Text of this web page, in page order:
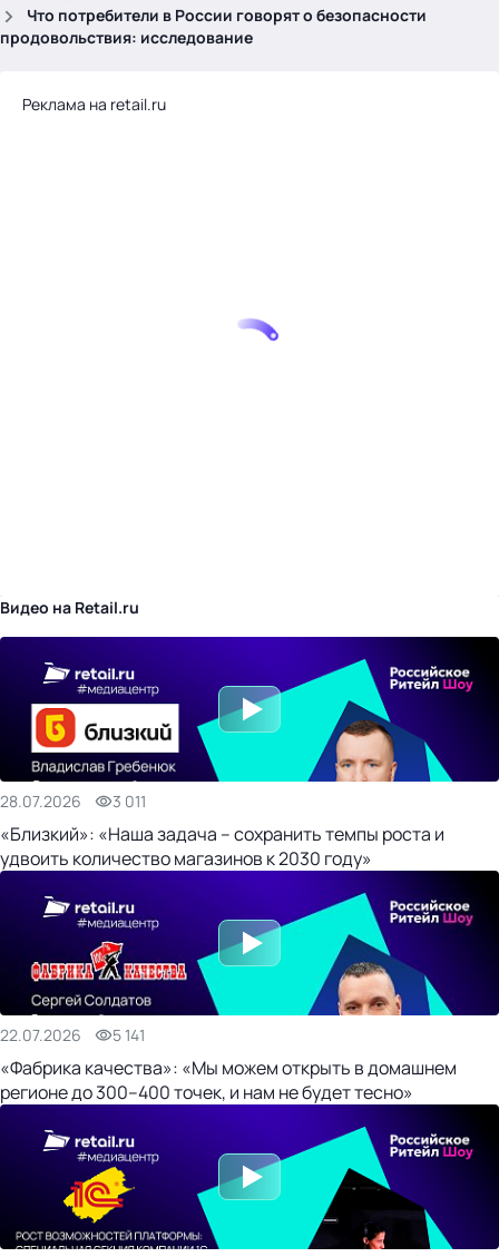
Что потребители в России говорят о безопасности
продовольствия: исследование
Реклама на retail.ru
Видео на Retail.ru
28.07.2026 3 011
«Близкий»: «Наша задача – сохранить темпы роста и
удвоить количество магазинов к 2030 году»
22.07.2026 5 141
«Фабрика качества»: «Мы можем открыть в домашнем
регионе до 300–400 точек, и нам не будет тесно»